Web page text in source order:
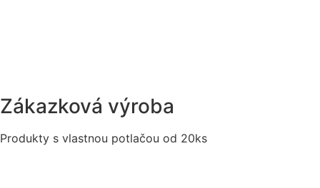
Zákazková výroba
Produkty s vlastnou potlačou od 20ks